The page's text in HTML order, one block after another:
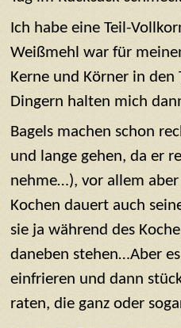
Ich habe eine Teil-
Weißmehl war für
Kerne und Körner in
Dingern halten mich
Bagels machen schon
und lange gehen, da er
nehme…), vor allem
Kochen dauert auch
sie ja während des
daneben stehen…Aber
einfrieren und dann
raten, die ganz oder